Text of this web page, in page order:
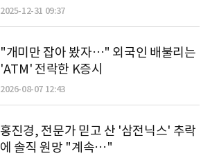
2025-12-31 09:37
"개미만 잡아 봤자…" 외국인 배불리는
'ATM' 전락한 K증시
2026-08-07 12:43
홍진경, 전문가 믿고 산 '삼전닉스' 추락
에 솔직 원망 "계속…"